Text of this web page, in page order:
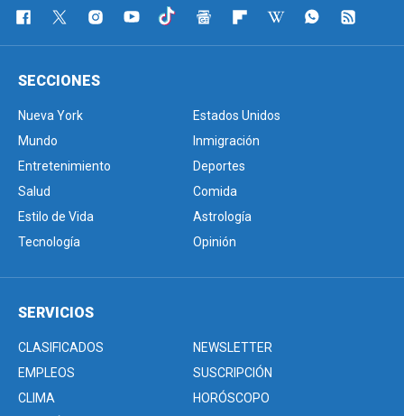
SECCIONES
Nueva York
Estados Unidos
Mundo
Inmigración
Entretenimiento
Deportes
Salud
Comida
Estilo de Vida
Astrología
Tecnología
Opinión
SERVICIOS
CLASIFICADOS
NEWSLETTER
EMPLEOS
SUSCRIPCIÓN
CLIMA
HORÓSCOPO